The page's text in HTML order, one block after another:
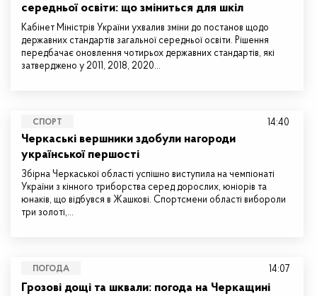
середньої освіти: що зміниться для шкіл
Кабінет Міністрів України ухвалив зміни до постанов щодо
державних стандартів загальної середньої освіти. Рішення
передбачає оновлення чотирьох державних стандартів, які
затверджено у 2011, 2018, 2020…
СПОРТ
Черкаські вершники здобули нагороди
української першості
Збірна Черкаської області успішно виступила на чемпіонаті
України з кінного триборства серед дорослих, юніорів та
юнаків, що відбувся в Жашкові. Спортсмени області вибороли
три золоті,…
14:40
ПОГОДА
Грозові дощі та шквали: погода на Черкащині
14:07